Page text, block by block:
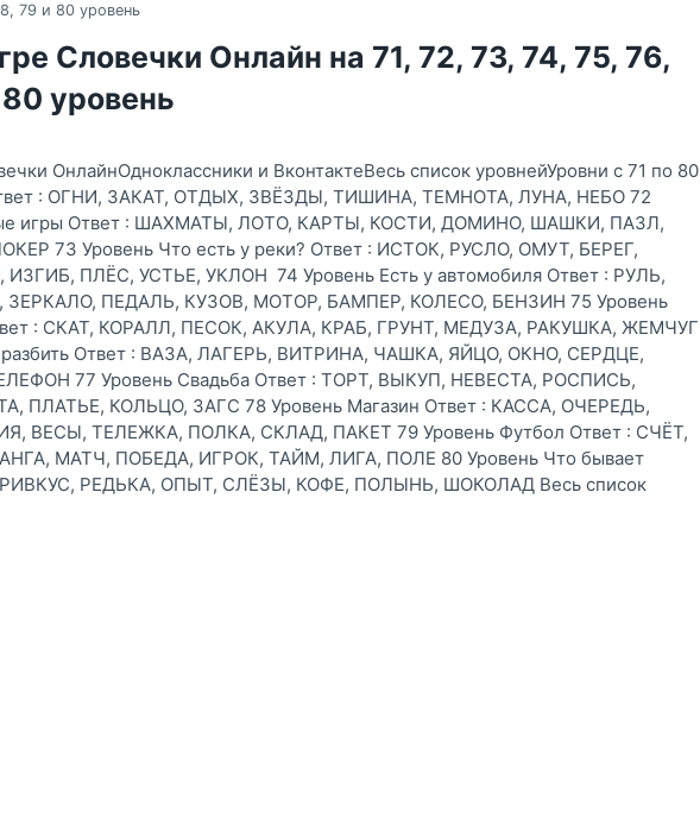
79 и 80 уровень
Словечки Онлайн на 71, 72, 73, 74, 75, 76,
уровень
ОнлайнОдноклассники и ВконтактеВесь список уровнейУровни с 71 по 80
: ОГНИ, ЗАКАТ, ОТДЫХ, ЗВЁЗДЫ, ТИШИНА, ТЕМНОТА, ЛУНА, НЕБО 72
игры Ответ : ШАХМАТЫ, ЛОТО, КАРТЫ, КОСТИ, ДОМИНО, ШАШКИ, ПАЗЛ,
73 Уровень Что есть у реки? Ответ : ИСТОК, РУСЛО, ОМУТ, БЕРЕГ,
ПЛЁС, УСТЬЕ, УКЛОН 74 Уровень Есть у автомобиля Ответ : РУЛЬ,
ПЕДАЛЬ, КУЗОВ, МОТОР, БАМПЕР, КОЛЕСО, БЕНЗИН 75 Уровень
: СКАТ, КОРАЛЛ, ПЕСОК, АКУЛА, КРАБ, ГРУНТ, МЕДУЗА, РАКУШКА, ЖЕМЧУГ
Ответ : ВАЗА, ЛАГЕРЬ, ВИТРИНА, ЧАШКА, ЯЙЦО, ОКНО, СЕРДЦЕ,
77 Уровень Свадьба Ответ : ТОРТ, ВЫКУП, НЕВЕСТА, РОСПИСЬ,
ПЛАТЬЕ, КОЛЬЦО, ЗАГС 78 Уровень Магазин Ответ : КАССА, ОЧЕРЕДЬ,
ВЕСЫ, ТЕЛЕЖКА, ПОЛКА, СКЛАД, ПАКЕТ 79 Уровень Футбол Ответ : СЧЁТ,
МАТЧ, ПОБЕДА, ИГРОК, ТАЙМ, ЛИГА, ПОЛЕ 80 Уровень Что бывает
РЕДЬКА, ОПЫТ, СЛЁЗЫ, КОФЕ, ПОЛЫНЬ, ШОКОЛАД Весь список